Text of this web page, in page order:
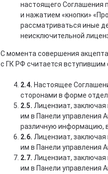
настоящего Соглашения
и нажатием «кнопки»
рассматриваться иные
неисключительной
С момента совершения
с ГК РФ считается вступившим
2.4. Настоящее
сторонами в форме
2.5. Лицензиат,
им в Панели управления
различную информацию,
2.6. Лицензиат,
им в Панели управления
2.7. Лицензиат,
им в Панели управления